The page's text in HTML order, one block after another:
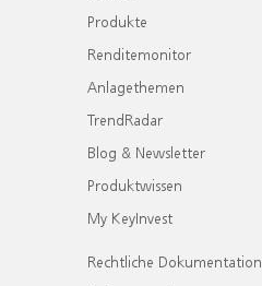
Produkte
Renditemonitor
Anlagethemen
TrendRadar
Blog & Newsletter
Produktwissen
My KeyInvest
Rechtliche Dokumentation